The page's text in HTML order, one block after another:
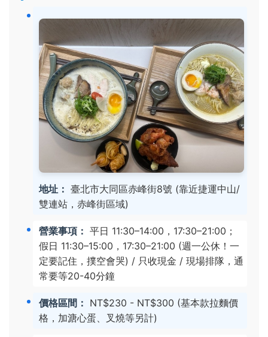
地址： 臺北市大同區赤峰街8號 (靠近捷運中山/
雙連站，赤峰街區域)
營業事項： 平日 11:30–14:00，17:30–21:00；
假日 11:30–15:00，17:30–21:00 (週一公休！一
定要記住，撲空會哭) / 只收現金 / 現場排隊，通
常要等20-40分鐘
價格區間： NT$230 - NT$300 (基本款拉麵價
格，加溏心蛋、叉燒等另計)